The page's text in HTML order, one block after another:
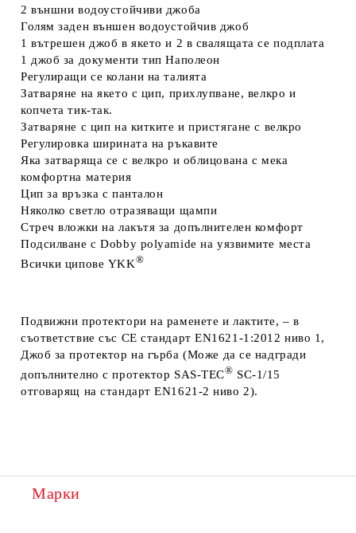
2 външни водоустойчиви джоба
Голям заден външен водоустойчив джоб
1 вътрешен джоб в якето и 2 в свалящата се подплата
1 джоб за документи тип Наполеон
Регулиращи се колани на талията
Затваряне на якето с цип, прихлупване, велкро и
копчета тик-так.
Затваряне с цип на китките и пристягане с велкро
Регулировка ширината на ръкавите
Яка затваряща се с велкро и облицована с мека
комфортна материя
Цип за връзка с панталон
Няколко светло отразяващи щампи
Стреч вложки на лакътя за допълнителен комфорт
Подсилване с Dobby polyamide на уязвимите места
Всички ципове YKK®
Подвижни протектори на раменете и лактите, – в
съответствие със CE стандарт EN1621-1:2012 ниво 1,
Джоб за протектор на гърба (Може да се надгради
допълнително с протектор SAS-TEC® SC-1/15
отговарящ на стандарт EN1621-2 ниво 2).
Марки